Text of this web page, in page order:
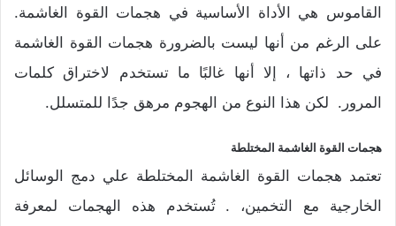
القاموس هي الأداة الأساسية في هجمات القوة الغاشمة.
على الرغم من أنها ليست بالضرورة هجمات القوة الغاشمة
في حد ذاتها ، إلا أنها غالبًا ما تستخدم لاختراق كلمات
المرور. لكن هذا النوع من الهجوم مرهق جدًا للمتسلل.
هجمات القوة الغاشمة المختلطة
تعتمد هجمات القوة الغاشمة المختلطة علي دمج الوسائل
الخارجية مع التخمين، . تُستخدم هذه الهجمات لمعرفة